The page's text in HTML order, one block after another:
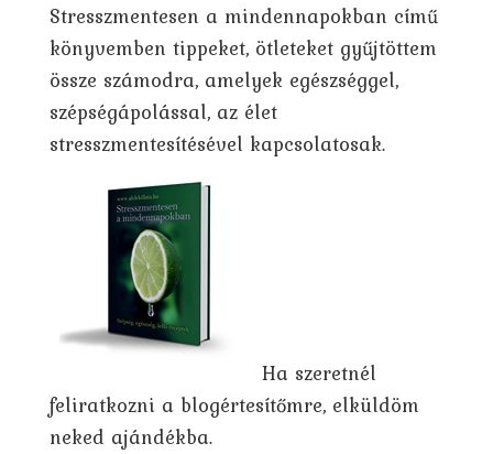
Stresszmentesen a mindennapokban című
könyvemben tippeket, ötleteket gyűjtöttem
össze számodra, amelyek egészséggel,
szépségápolással, az élet
stresszmentesítésével kapcsolatosak.
Ha szeretnél
feliratkozni a blogértesítőmre, elküldöm
neked ajándékba.